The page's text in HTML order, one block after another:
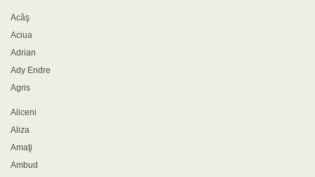
Acâş
Aciua
Adrian
Ady Endre
Agris
Aliceni
Aliza
Amaţi
Ambud